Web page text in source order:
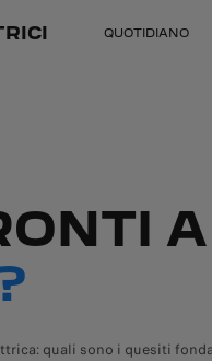
QUOTIDIANO
quali sono i quesiti